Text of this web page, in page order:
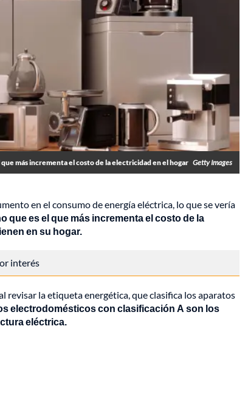
más incrementa el costo de la electricidad en el hogar Getty Images
en el consumo de energía eléctrica, lo que se vería
que es el que más incrementa el costo de la
en su hogar.
interés
revisar la etiqueta energética, que clasifica los aparatos
electrodomésticos con clasificación A son los
eléctrica.